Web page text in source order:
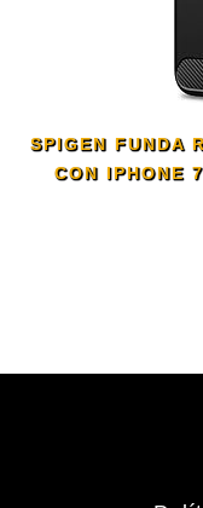
SPIGEN FUNDA
CON IPHONE